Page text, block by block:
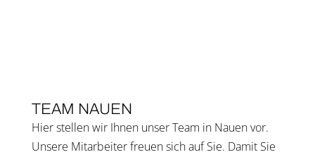
TEAM NAU­EN
Hier stel­len wir Ihnen unser Team in Nau­en vor.
Unse­re Mit­ar­bei­ter freu­en sich auf Sie. Damit Sie